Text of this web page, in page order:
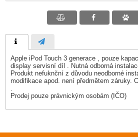
Apple iPod Touch 3 generace , pouze
display servisní díl . Nutná odborná
Produkt nefuknční z důvodu neodborné
modifikace apod. není předmětem záruky.
.
Prodej pouze právnickým osobám (IČO)